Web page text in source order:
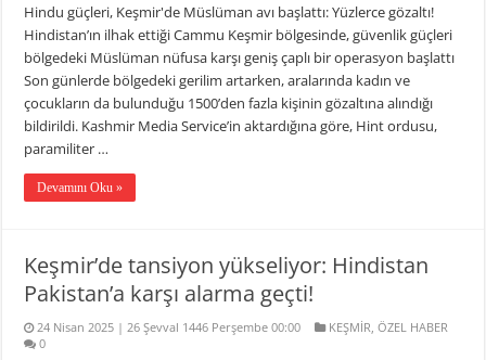
Hindu güçleri, Keşmir'de Müslüman avı başlattı: Yüzlerce gözaltı!
Hindistan’ın ilhak ettiği Cammu Keşmir bölgesinde, güvenlik güçleri
bölgedeki Müslüman nüfusa karşı geniş çaplı bir operasyon başlattı
Son günlerde bölgedeki gerilim artarken, aralarında kadın ve
çocukların da bulunduğu 1500’den fazla kişinin gözaltına alındığı
bildirildi. Kashmir Media Service’in aktardığına göre, Hint ordusu,
paramiliter …
Devamını Oku »
Keşmir’de tansiyon yükseliyor: Hindistan
Pakistan’a karşı alarma geçti!
24 Nisan 2025 | 26 Şevval 1446 Perşembe 00:00 KEŞMİR ,ÖZEL HABER
0